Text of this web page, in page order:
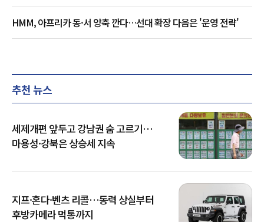
HMM, 아프리카 동·서 양축 깐다…선대 확장 다음은 '운영 전략'
추천 뉴스
세제개편 앞두고 강남권 숨 고르기…
마용성·강북은 상승세 지속
지프·혼다·벤츠 리콜…동력 상실부터
후방카메라 먹통까지